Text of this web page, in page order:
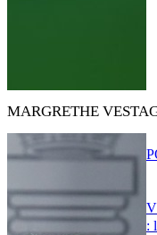
MARGRETHE
: